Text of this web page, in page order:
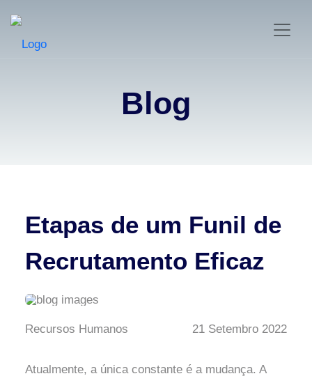
Blog
Etapas de um Funil de
Recrutamento Eficaz
Recursos Humanos 21 Setembro 2022
Atualmente, a única constante é a mudança. A